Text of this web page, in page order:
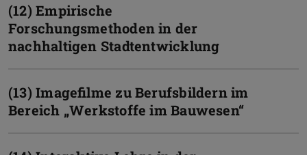
(12) Empirische
Forschungsmethoden in der
nachhaltigen Stadtentwicklung
(13) Imagefilme zu Berufsbildern im
Bereich „Werkstoffe im Bauwesen“